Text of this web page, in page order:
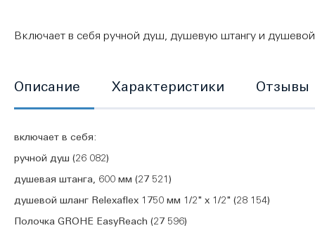
Включает в себя ручной душ, душевую штангу и
Описание
включает в себя:
ручной душ (26 082)
душевая штанга, 600 мм (27 521)
душевой шланг Relexaflex 1750 мм 1/2" x 1/2" (28 154)
Полочка GROHE EasyReach (27 596)
Характеристики Отзывы